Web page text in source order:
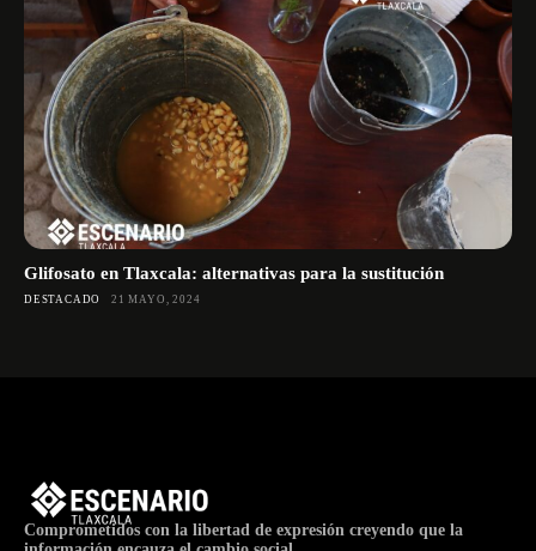
Glifosato en Tlaxcala: alternativas para la sustitución
DESTACADO 21 MAYO, 2024
Comprometidos con la libertad de expresión creyendo que la